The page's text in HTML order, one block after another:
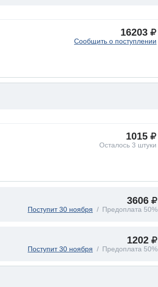
16203
Сообщить о поступлении
1015
Осталось 3 штуки
3606
Поступит 30 ноября Предоплата 50%
1202
Поступит 30 ноября Предоплата 50%